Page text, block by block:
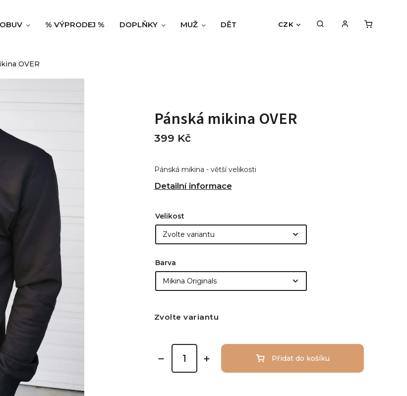
CZK
OBUV % VÝPRODEJ % DOPLŇKY MUŽ DĚTI BLOG HODNOCENÍ OBCHODU
OVER
Pánská mikina OVER
399 Kč
Pánská mikina - větší velikosti
Detailní informace
Velikost
Barva
Zvolte variantu
Přidat do košíku